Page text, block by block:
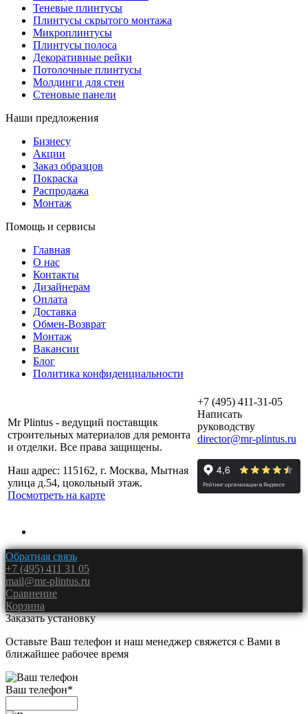
Теневые плинтусы
Плинтусы скрытого монтажа
Микроплинтусы
Плинтусы полоса
Декоративные рейки
Потолочные плинтусы
Молдинги для стен
Стеновые панели
Наши предложения
Бизнесу
Акции
Заказ образцов
Покраска
Распродажа
Монтаж
Помощь и сервисы
Главная
О нас
Контакты
Дизайнерам
Оплата
Доставка
Обмен-Возврат
Монтаж
Вакансии
Блог
Политика конфиденциальности
Mr Plintus - ведущий поставщик
строительных материалов для ремонта
и отделки. Все права защищены.
Наш адрес: 115162, г. Москва, Мытная
улица д.54, цокольный этаж.
Посмотреть на карте
+7 (495) 411-31-05
Написать
руководству
director@mr-plintus.ru
Обратная связь
+7 (495) 411 31 05
mail@mr-plintus.ru
Сравнение
Корзина
Заказать установку
Оставьте Ваш телефон и наш менеджер свяжется с Вами в
ближайшее рабочее время
Ваш телефон*